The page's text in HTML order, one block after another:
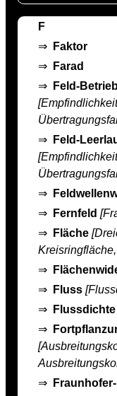
F
⇒
Faktor
⇒
Farad
⇒
Feld-
⇒
Feld-
⇒
⇒
Fernfeld
⇒
Fläche
⇒
⇒
Fluss
⇒
Flussdichte
⇒
⇒